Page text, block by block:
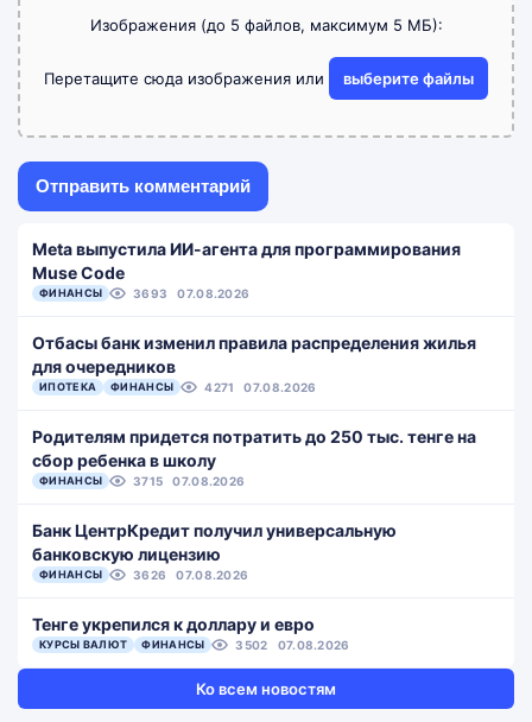
Изображения (до 5 файлов, максимум 5 МБ):
Перетащите сюда изображения или выберите файлы
Meta выпустила ИИ-агента для программирования
Muse Code
ФИНАНСЫ 3693 07.08.2026
Отбасы банк изменил правила распределения жилья
для очередников
ИПОТЕКА ФИНАНСЫ 4271 07.08.2026
Родителям придется потратить до 250 тыс. тенге на
сбор ребенка в школу
ФИНАНСЫ 3715 07.08.2026
Банк ЦентрКредит получил универсальную
банковскую лицензию
ФИНАНСЫ 3626 07.08.2026
Тенге укрепился к доллару и евро
КУРСЫ ВАЛЮТ ФИНАНСЫ 3502 07.08.2026
Ко всем новостям